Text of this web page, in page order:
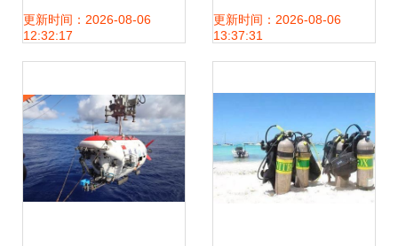
机，打造高效水下
更新时间：2026-08-06
12:32:17
更新时间：2026-08-06
13:37:31